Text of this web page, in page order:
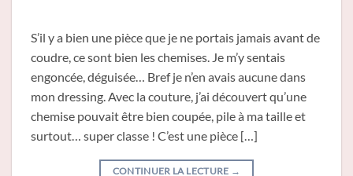
S’il y a bien une pièce que je ne portais jamais avant de
coudre, ce sont bien les chemises. Je m’y sentais
engoncée, déguisée… Bref je n’en avais aucune dans
mon dressing. Avec la couture, j’ai découvert qu’une
chemise pouvait être bien coupée, pile à ma taille et
surtout… super classe ! C’est une pièce […]
CONTINUER LA LECTURE →